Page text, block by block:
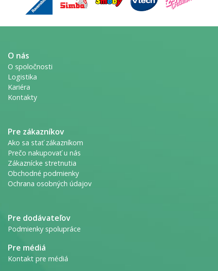
O nás
O spoločnosti
Logistika
Kariéra
Kontakty
Pre zákazníkov
Ako sa stať zákazníkom
Prečo nakupovať u nás
Zákaznícke stretnutia
Obchodné podmienky
Ochrana osobných údajov
Pre dodávateľov
Podmienky spolupráce
Pre médiá
Kontakt pre médiá